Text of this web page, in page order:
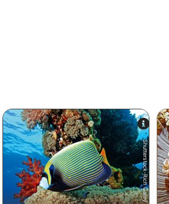
Shutterstock-Rich Carey